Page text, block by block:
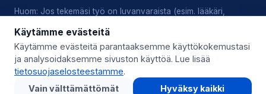
Huom: Jos tekemäsi työ on luvanvaraista (esim. lääkäri,
olevista luvista, pätevyyksistä ja alan käytännöistä.
© 2026 Teot.fi (Giggo Oy) · Y-tunnus 3559746-8 · Kysy lisää:
info@teot.fi
Käytämme evästeitä
Käytämme evästeitä parantaaksemme käyttökokemustasi
ja analysoidaksemme sivuston käyttöä. Lue lisää
tietosuojaselosteestamme.
Vain välttämättömät
Hyväksy kaikki